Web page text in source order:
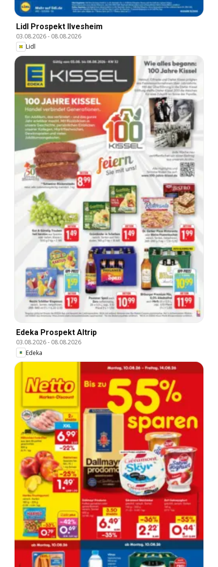
Lidl Prospekt Ilvesheim
03.08.2026- 08.08.2026
Lidl
Edeka Prospekt Altrip
03.08.2026- 08.08.2026
Edeka